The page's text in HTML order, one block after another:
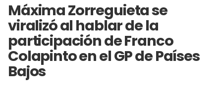
Máxima Zorreguieta se
viralizó al hablar de la
participación de Franco
Colapinto en el GP de Países
Bajos